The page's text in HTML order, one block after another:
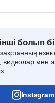
болып
видеолар мен
Instagram